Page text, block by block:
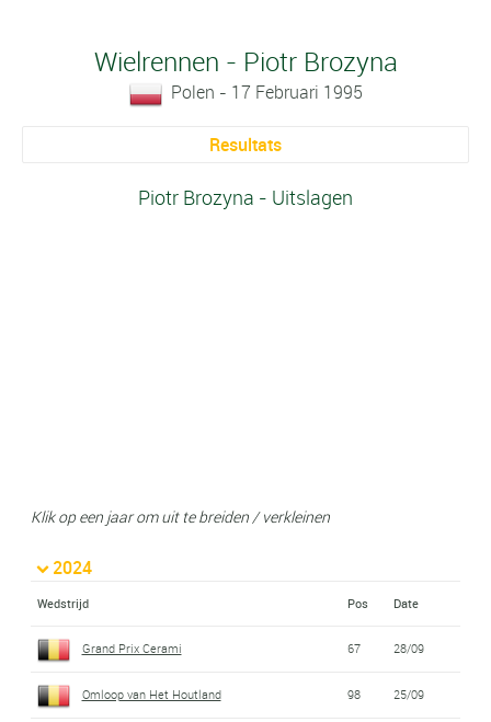
Wielrennen - Piotr Brozyna
Polen - 17 Februari 1995
Resultats
Piotr Brozyna - Uitslagen
Klik op een jaar om uit te breiden / verkleinen
2024
Wedstrijd Pos Date
Grand Prix Cerami 67 28/09
Omloop van Het Houtland 98 25/09